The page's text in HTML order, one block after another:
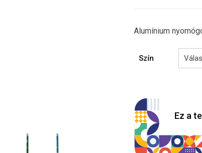
Alumínium
Szín
Ez a